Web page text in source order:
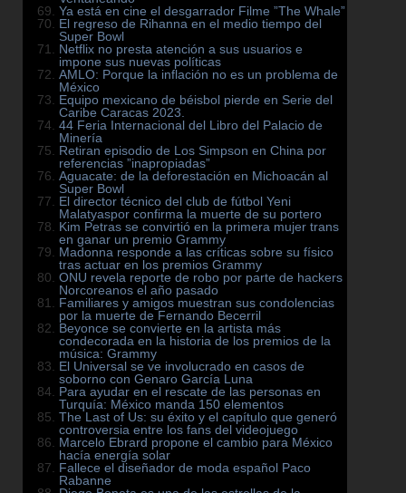
Ya está en cine el desgarrador Filme ”The Whale”
El regreso de Rihanna en el medio tiempo del
Super Bowl
Netflix no presta atención a sus usuarios e
impone sus nuevas políticas
AMLO: Porque la inflación no es un problema de
México
Equipo mexicano de béisbol pierde en Serie del
Caribe Caracas 2023.
44 Feria Internacional del Libro del Palacio de
Minería
Retiran episodio de Los Simpson en China por
referencias ”inapropiadas”
Aguacate: de la deforestación en Michoacán al
Super Bowl
El director técnico del club de fútbol Yeni
Malatyaspor confirma la muerte de su portero
Kim Petras se convirtió en la primera mujer trans
en ganar un premio Grammy
Madonna responde a las críticas sobre su físico
tras actuar en los premios Grammy
ONU revela reporte de robo por parte de hackers
Norcoreanos el año pasado
Familiares y amigos muestran sus condolencias
por la muerte de Fernando Becerril
Beyonce se convierte en la artista más
condecorada en la historia de los premios de la
música: Grammy
El Universal se ve involucrado en casos de
soborno con Genaro García Luna
Para ayudar en el rescate de las personas en
Turquía: México manda 150 elementos
The Last of Us: su éxito y el capítulo que generó
controversia entre los fans del videojuego
Marcelo Ebrard propone el cambio para México
hacía energía solar
Fallece el diseñador de moda español Paco
Rabanne